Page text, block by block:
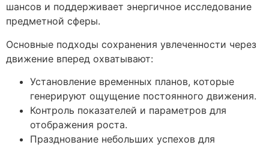
шансов и поддерживает энергичное исследование
предметной сферы.
Основные подходы сохранения увлеченности через
движение вперед охватывают:
Установление временных планов, которые
генерируют ощущение постоянного движения.
Контроль показателей и параметров для
отображения роста.
Празднование небольших успехов для